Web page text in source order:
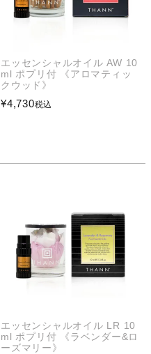
エッセンシャルオイル AW 10
ml ポプリ付 《アロマティッ
クウッド》
¥4,730税込
エッセンシャルオイル LR 10
ml ポプリ付 《ラベンダー&ロ
ーズマリー》